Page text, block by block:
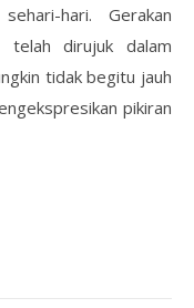
hari. Gerakan
telah dirujuk dalam
tidak begitu jauh
pikiran